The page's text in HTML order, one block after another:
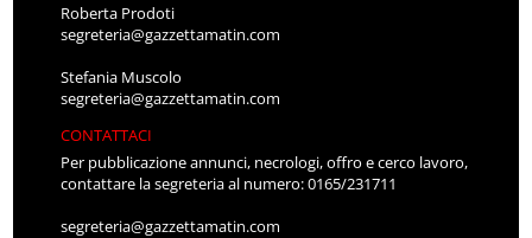
Roberta Prodoti
segreteria@gazzettamatin.com
Stefania Muscolo
segreteria@gazzettamatin.com
CONTATTACI
Per pubblicazione annunci, necrologi, offro e cerco lavoro,
contattare la segreteria al numero: 0165/231711
segreteria@gazzettamatin.com